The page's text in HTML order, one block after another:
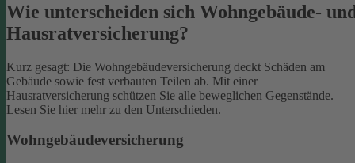
Wie unterscheiden sich Wohngebäude-
Hausratversicherung?
Kurz gesagt: Die Wohngebäudeversicherung deckt Schäden am
Gebäude sowie fest verbauten Teilen ab. Mit einer
Hausratversicherung schützen Sie alle beweglichen Gegenstände.
Lesen Sie hier mehr zu den Unterschieden.
Wohngebäudeversicherung